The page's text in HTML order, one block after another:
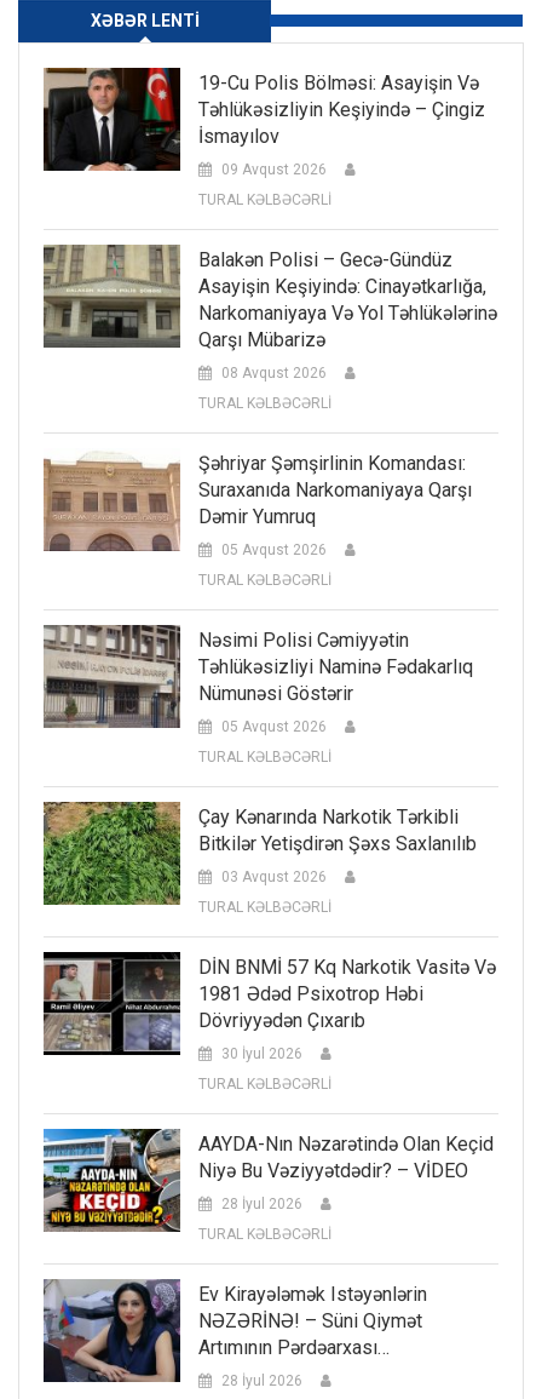
XƏBƏR LENTI
19-Cu Polis Bölməsi: Asayişin Və
Təhlükəsizliyin Keşiyində – Çingiz
İsmayılov
09 Avqust 2026
TURAL KƏLBƏCƏRLİ
Balakən Polisi – Gecə-Gündüz
Asayişin Keşiyində: Cinayətkarlığa,
Narkomaniyaya Və Yol Təhlükələrinə
Qarşı Mübarizə
08 Avqust 2026
TURAL KƏLBƏCƏRLİ
Şəhriyar Şəmşirlinin Komandası:
Suraxanıda Narkomaniyaya Qarşı
Dəmir Yumruq
05 Avqust 2026
TURAL KƏLBƏCƏRLİ
Nəsimi Polisi Cəmiyyətin
Təhlükəsizliyi Naminə Fədakarlıq
Nümunəsi Göstərir
05 Avqust 2026
TURAL KƏLBƏCƏRLİ
Çay Kənarında Narkotik Tərkibli
Bitkilər Yetişdirən Şəxs Saxlanılıb
03 Avqust 2026
TURAL KƏLBƏCƏRLİ
DİN BNMİ 57 Kq Narkotik Vasitə Və
1981 Ədəd Psixotrop Həbi
Dövriyyədən Çıxarıb
30 İyul 2026
TURAL KƏLBƏCƏRLİ
AAYDA-Nın Nəzarətində Olan Keçid
Niyə Bu Vəziyyətdədir? – VİDEO
28 İyul 2026
TURAL KƏLBƏCƏRLİ
Ev Kirayələmək Istəyənlərin
NƏZƏRİNƏ! – Süni Qiymət
Artımının Pərdəarxası…
28 İyul 2026